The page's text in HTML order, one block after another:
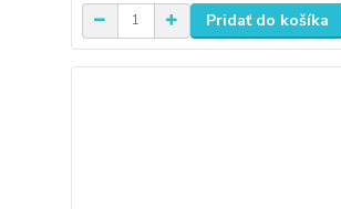
Pridať do košíka